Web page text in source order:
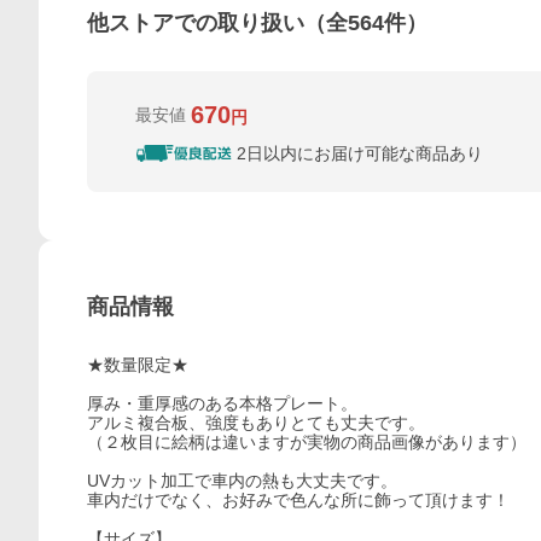
他ストアでの取り扱い（全564件）
最安値 670円
2日以内にお届け可能な商品あり
商品情報
★数量限定★
厚み・重厚感のある本格プレート。
アルミ複合板、強度もありとても丈夫です。
（２枚目に絵柄は違いますが実物の商品画像があります）
UVカット加工で車内の熱も大丈夫です。
車内だけでなく、お好みで色んな所に飾って頂けます！